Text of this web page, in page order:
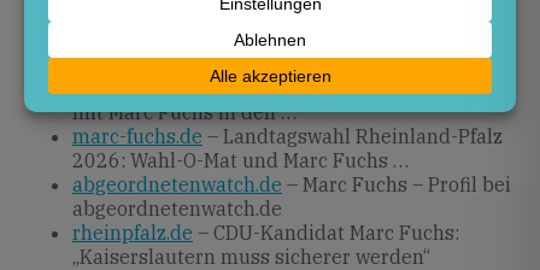
– Marc Fuchs startet seinen
Wahlkampf für die Landtagswahl 2026
marc-fuchs.de– Marc Fuchs: Startseite
nachrichten-kl.de– CDU Kaiserslautern startet
mit Marc Fuchs in den …
marc-fuchs.de – Landtagswahl Rheinland-Pfalz
2026: Wahl-O-Mat und Marc Fuchs …
abgeordnetenwatch.de – Marc Fuchs – Profil bei
abgeordnetenwatch.de
rheinpfalz.de – CDU-Kandidat Marc Fuchs:
„Kaiserslautern muss sicherer werden“